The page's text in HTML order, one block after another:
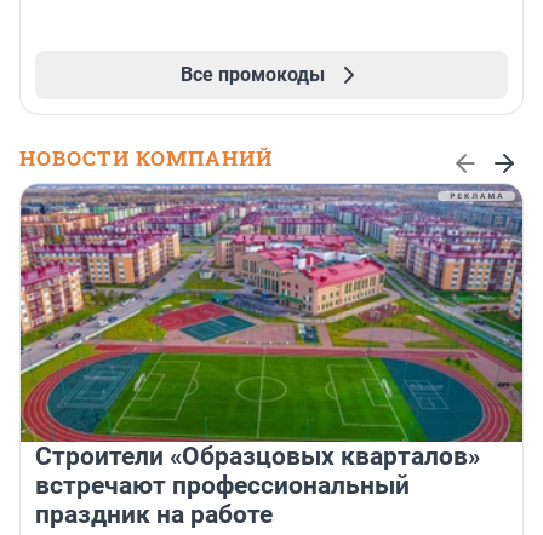
Все промокоды
НОВОСТИ КОМПАНИЙ
Строители «Образцовых кварталов»
встречают профессиональный
праздник на работе